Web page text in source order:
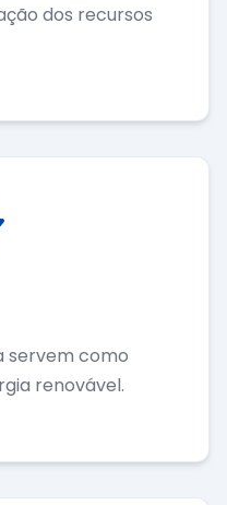
dos recursos
servem como
renovável.